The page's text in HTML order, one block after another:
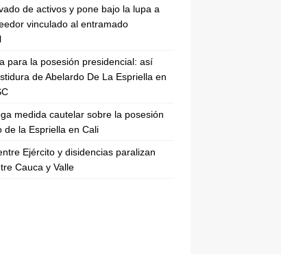
de activos y pone bajo la lupa a
vinculado al entramado
para la posesión presidencial: así
de Abelardo De La Espriella en
medida cautelar sobre la posesión
de la Espriella en Cali
Ejército y disidencias paralizan
Cauca y Valle